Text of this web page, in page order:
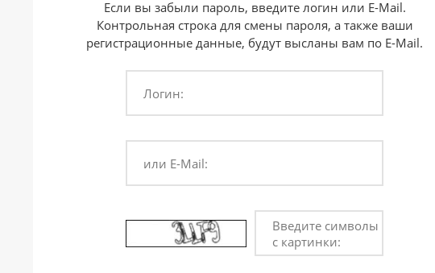
Если вы забыли пароль, введите логин или E-Mail.
Контрольная строка для смены пароля, а также ваши
регистрационные данные, будут высланы вам по E-Mail.
Логин:
или E-Mail:
Введите символы
с картинки: